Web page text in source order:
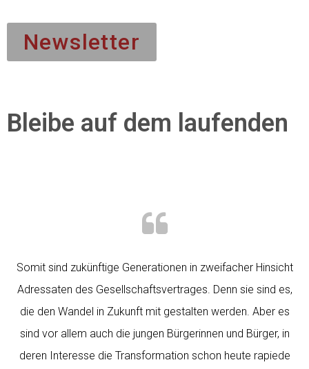
Newsletter
Bleibe auf dem laufenden
Somit sind zukünftige Generationen in zweifacher Hinsicht
Adressaten des Gesellschaftsvertrages. Denn sie sind es,
die den Wandel in Zukunft mit gestalten werden. Aber es
sind vor allem auch die jungen Bürgerinnen und Bürger, in
deren Interesse die Transformation schon heute rapiede